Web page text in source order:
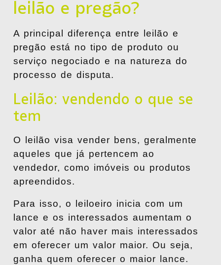
leilão e pregão?
A principal diferença entre leilão e
pregão está no tipo de produto ou
serviço negociado e na natureza do
processo de disputa.
Leilão: vendendo o que se
tem
O leilão visa vender bens, geralmente
aqueles que já pertencem ao
vendedor, como imóveis ou produtos
apreendidos.
Para isso, o leiloeiro inicia com um
lance e os interessados aumentam o
valor até não haver mais interessados
em oferecer um valor maior. Ou seja,
ganha quem oferecer o maior lance.